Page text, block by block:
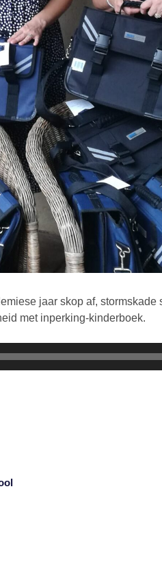
jaar skop af,
met inperking-kinderboek.